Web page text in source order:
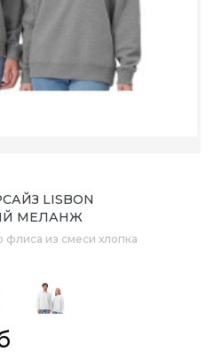
LISBON
МЕЛАНЖ
флиса из смеси хлопка